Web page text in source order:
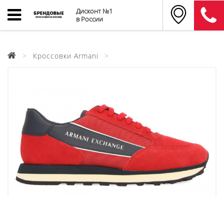
Дисконт №1
в России
Кроссовки Armani